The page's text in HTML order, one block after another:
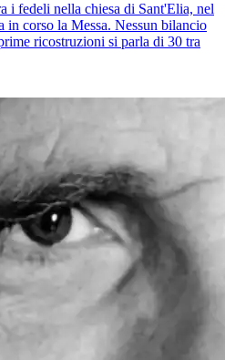
i fedeli nella chiesa di Sant'Elia, nel
in corso la Messa. Nessun bilancio
ricostruzioni si parla di 30 tra